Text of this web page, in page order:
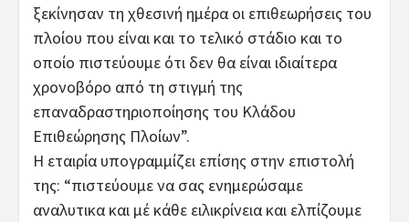
ξεκίνησαν τη χθεσινή ημέρα οι επιθεωρήσεις του
πλοίου που είναι και το τελικό στάδιο και το
οποίο πιστεύουμε ότι δεν θα είναι ιδιαίτερα
χρονοβόρο από τη στιγμή της
επαναδραστηριοποίησης του Κλάδου
Επιθεώρησης Πλοίων”.
Η εταιρία υπογραμμίζει επίσης στην επιστολή
της: “πιστεύουμε να σας ενημερώσαμε
αναλυτικα και μέ κάθε ειλικρίνεια και ελπίζουμε